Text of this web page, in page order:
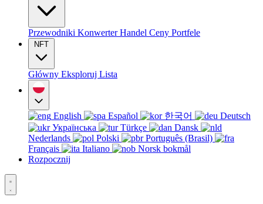
Przewodniki KonwerterHandel Ceny Portfele
NFT
Główny Eksploruj Lista
English Español 한국어
Deutsch
Українська
Türkçe
Dansk
Nederlands
Polski
Português (Brasil)
Français
Italiano
Norsk bokmål
Rozpocznij